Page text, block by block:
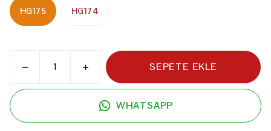
HG175 HG174
SEPETE EKLE
WHATSAPP